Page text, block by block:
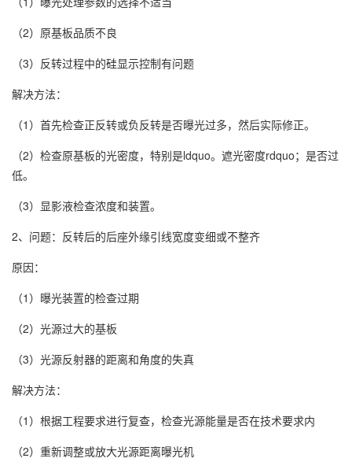
（2）原基板品质不良
（3）反转过程中的硅显示控制有问题
解决方法：
（1）首先检查正反转或负反转是否曝光过多，然后实际修正。
（2）检查原基板的光密度，特别是ldquo。遮光密度rdquo；是否过
低。
（3）显影液检查浓度和装置。
2、问题：反转后的后座外缘引线宽度变细或不整齐
原因：
（1）曝光装置的检查过期
（2）光源过大的基板
（3）光源反射器的距离和角度的失真
解决方法：
（1）根据工程要求进行复查，检查光源能量是否在技术要求内
（2）重新调整或放大光源距离曝光机